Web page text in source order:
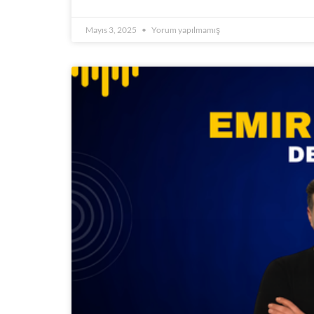
Mayıs 3, 2025 Yorum yapılmamış